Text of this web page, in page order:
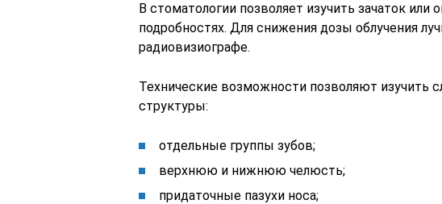
В стоматологии позволяет изучить зачаток
подробностях. Для снижения дозы облучения
радиовизиографе.
Технические возможности позволяют изучить
структуры:
отдельные группы зубов;
верхнюю и нижнюю челюсть;
придаточные пазухи носа;